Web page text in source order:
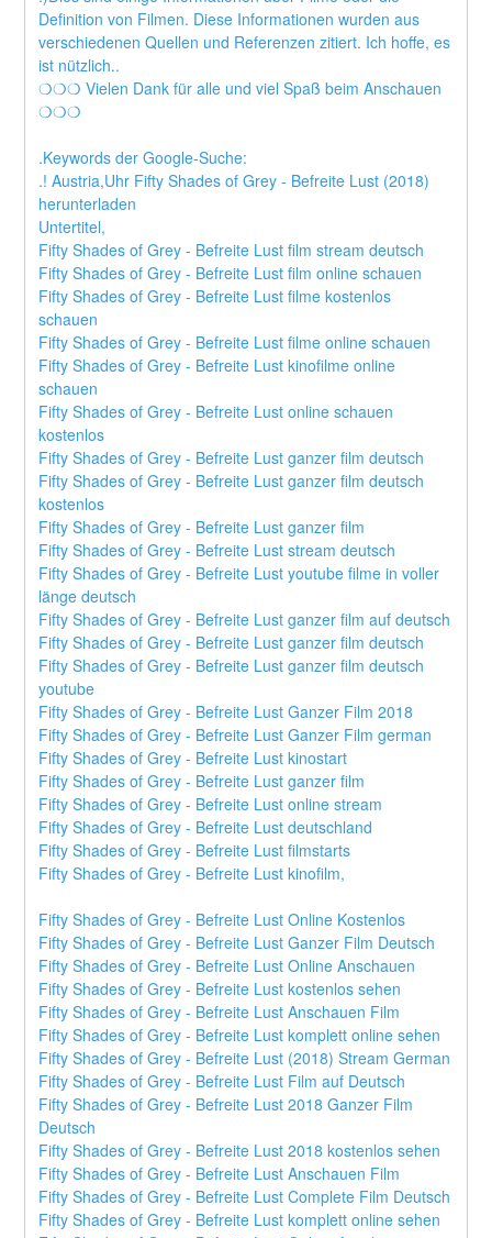
Definition von Filmen. Diese Informationen wurden aus
verschiedenen Quellen und Referenzen zitiert. Ich hoffe, es
ist nützlich..
❍❍❍ Vielen Dank für alle und viel Spaß beim Anschauen
❍❍❍
.Keywords der Google-Suche:
.! Austria,Uhr Fifty Shades of Grey - Befreite Lust (2018)
herunterladen
Untertitel,
Fifty Shades of Grey - Befreite Lust film stream deutsch
Fifty Shades of Grey - Befreite Lust film online schauen
Fifty Shades of Grey - Befreite Lust filme kostenlos
schauen
Fifty Shades of Grey - Befreite Lust filme online schauen
Fifty Shades of Grey - Befreite Lust kinofilme online
schauen
Fifty Shades of Grey - Befreite Lust online schauen
kostenlos
Fifty Shades of Grey - Befreite Lust ganzer film deutsch
Fifty Shades of Grey - Befreite Lust ganzer film deutsch
kostenlos
Fifty Shades of Grey - Befreite Lust ganzer film
Fifty Shades of Grey - Befreite Lust stream deutsch
Fifty Shades of Grey - Befreite Lust youtube filme in voller
länge deutsch
Fifty Shades of Grey - Befreite Lust ganzer film auf deutsch
Fifty Shades of Grey - Befreite Lust ganzer film deutsch
Fifty Shades of Grey - Befreite Lust ganzer film deutsch
youtube
Fifty Shades of Grey - Befreite Lust Ganzer Film 2018
Fifty Shades of Grey - Befreite Lust Ganzer Film german
Fifty Shades of Grey - Befreite Lust kinostart
Fifty Shades of Grey - Befreite Lust ganzer film
Fifty Shades of Grey - Befreite Lust online stream
Fifty Shades of Grey - Befreite Lust deutschland
Fifty Shades of Grey - Befreite Lust filmstarts
Fifty Shades of Grey - Befreite Lust kinofilm,
Fifty Shades of Grey - Befreite Lust Online Kostenlos
Fifty Shades of Grey - Befreite Lust Ganzer Film Deutsch
Fifty Shades of Grey - Befreite Lust Online Anschauen
Fifty Shades of Grey - Befreite Lust kostenlos sehen
Fifty Shades of Grey - Befreite Lust Anschauen Film
Fifty Shades of Grey - Befreite Lust komplett online sehen
Fifty Shades of Grey - Befreite Lust (2018) Stream German
Fifty Shades of Grey - Befreite Lust Film auf Deutsch
Fifty Shades of Grey - Befreite Lust 2018 Ganzer Film
Deutsch
Fifty Shades of Grey - Befreite Lust 2018 kostenlos sehen
Fifty Shades of Grey - Befreite Lust Anschauen Film
Fifty Shades of Grey - Befreite Lust Complete Film Deutsch
Fifty Shades of Grey - Befreite Lust komplett online sehen